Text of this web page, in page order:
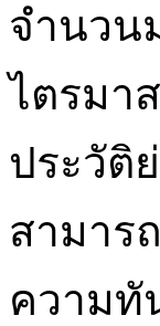
จำนวน
ไตรมาส
ประวัติ
สามาร
ความทั